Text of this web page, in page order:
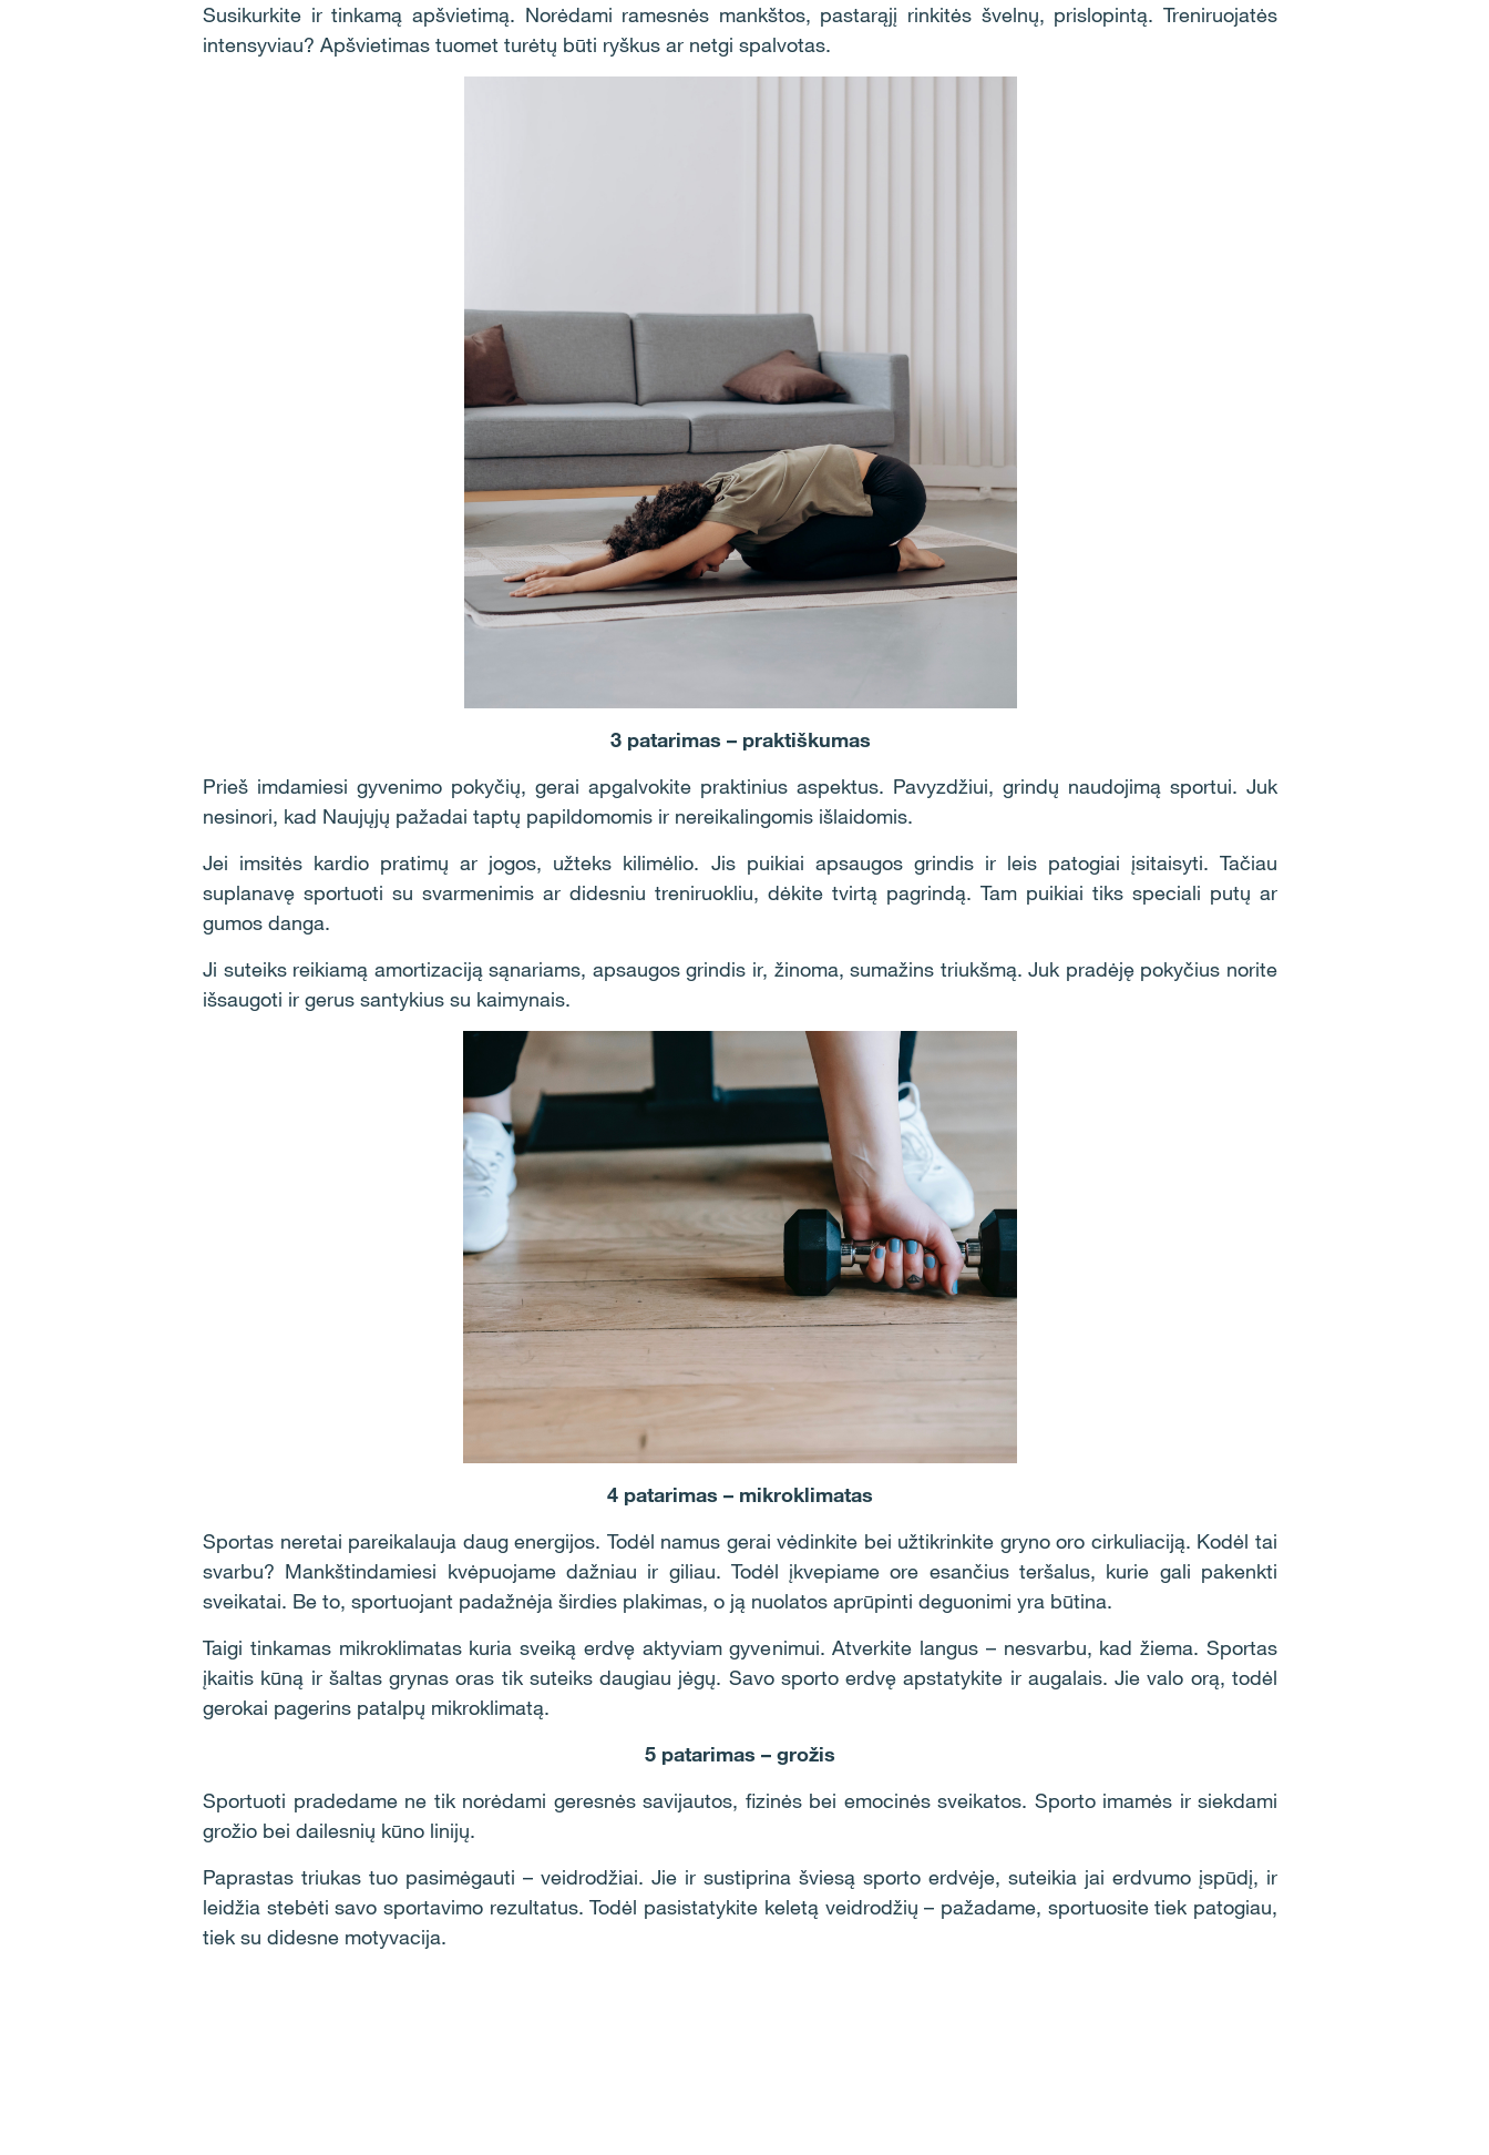
Susikurkite ir tinkamą apšvietimą. Norėdami ramesnės mankštos, pastarąjį rinkitės švelnų, prislopintą. Treniruojatės
intensyviau? Apšvietimas tuomet turėtų būti ryškus ar netgi spalvotas.
3 patarimas – praktiškumas
Prieš imdamiesi gyvenimo pokyčių, gerai apgalvokite praktinius aspektus. Pavyzdžiui, grindų naudojimą sportui. Juk
nesinori, kad Naujųjų pažadai taptų papildomomis ir nereikalingomis išlaidomis.
Jei imsitės kardio pratimų ar jogos, užteks kilimėlio. Jis puikiai apsaugos grindis ir leis patogiai įsitaisyti. Tačiau
suplanavę sportuoti su svarmenimis ar didesniu treniruokliu, dėkite tvirtą pagrindą. Tam puikiai tiks speciali putų ar
gumos danga.
Ji suteiks reikiamą amortizaciją sąnariams, apsaugos grindis ir, žinoma, sumažins triukšmą. Juk pradėję pokyčius norite
išsaugoti ir gerus santykius su kaimynais.
4 patarimas – mikroklimatas
Sportas neretai pareikalauja daug energijos. Todėl namus gerai vėdinkite bei užtikrinkite gryno oro cirkuliaciją. Kodėl tai
svarbu? Mankštindamiesi kvėpuojame dažniau ir giliau. Todėl įkvepiame ore esančius teršalus, kurie gali pakenkti
sveikatai. Be to, sportuojant padažnėja širdies plakimas, o ją nuolatos aprūpinti deguonimi yra būtina.
Taigi tinkamas mikroklimatas kuria sveiką erdvę aktyviam gyvenimui. Atverkite langus – nesvarbu, kad žiema. Sportas
įkaitis kūną ir šaltas grynas oras tik suteiks daugiau jėgų. Savo sporto erdvę apstatykite ir augalais. Jie valo orą, todėl
gerokai pagerins patalpų mikroklimatą.
5 patarimas – grožis
Sportuoti pradedame ne tik norėdami geresnės savijautos, fizinės bei emocinės sveikatos. Sporto imamės ir siekdami
grožio bei dailesnių kūno linijų.
Paprastas triukas tuo pasimėgauti – veidrodžiai. Jie ir sustiprina šviesą sporto erdvėje, suteikia jai erdvumo įspūdį, ir
leidžia stebėti savo sportavimo rezultatus. Todėl pasistatykite keletą veidrodžių – pažadame, sportuosite tiek patogiau,
tiek su didesne motyvacija.